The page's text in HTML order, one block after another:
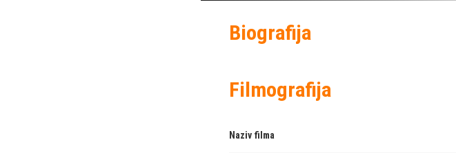
Biografija
Filmografija
Naziv filma